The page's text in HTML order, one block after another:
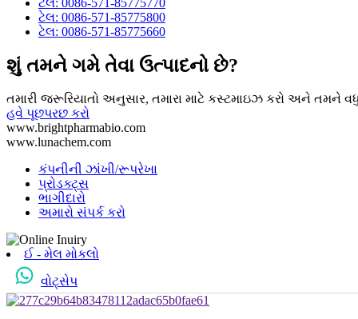
ટેલ: 0086-571-85775800
ટેલ: 0086-571-85775660
શું તમને ગમે તેવા ઉત્પાદનો છે?
તમારી જરૂરિયાતો અનુસાર, તમારા માટે કસ્ટમાઇઝ કરો અને તમને
હવે પૂછપરછ કરો
www.brightpharmabio.com
www.lunachem.com
કંપનીની ઝાંખી/રૂપરેખા
પ્રોડક્ટ્સ
ભાગીદારો
અમારો સંપર્ક કરો
ઈ - મેલ મોકલો
વોટ્સેપ